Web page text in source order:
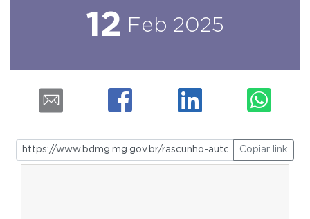
12 Feb 2025
Copiar link